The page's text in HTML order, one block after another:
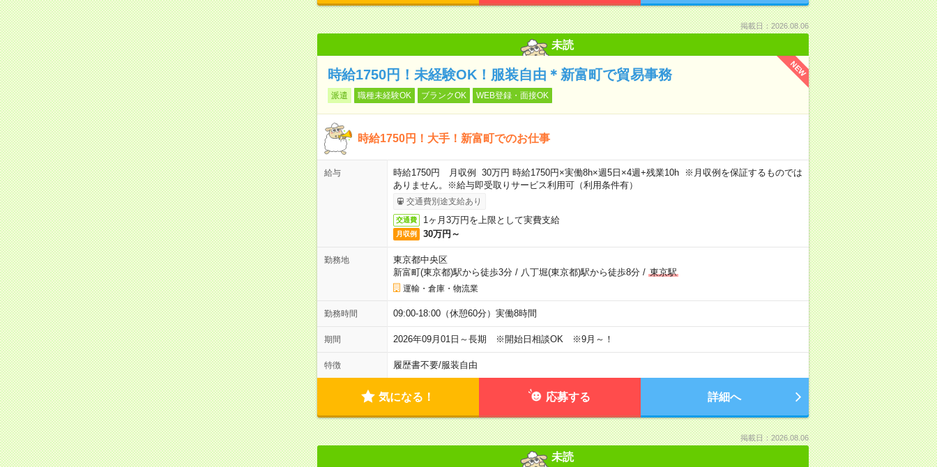
掲載日：2026.08.06
未読
NEW
時給1750円！未経験OK！服装自由＊新富町で貿易事務
派遣 職種未経験OK ブランクOK WEB登録・面接OK
時給1750円！大手！新富町でのお仕事
給与
時給1750円 月収例 30万円 時給1750円×実働8h×週5日×4週+残業10h ※月収例を保証するものでは
ありません。※給与即受取りサービス利用可（利用条件有）
交通費別途支給あり
交通費 1ヶ月3万円を上限として実費支給
月収例 30万円～
勤務地
東京都中央区
新富町(東京都)駅から徒歩3分/ 八丁堀(東京都)駅から徒歩8分/ 東京駅
運輸・倉庫・物流業
勤務時間 09:00-18:00（休憩60分）実働8時間
期間 2026年09月01日～長期 ※開始日相談OK ※9月～！
特徴 履歴書不要/服装自由
気になる！ 応募する 詳細へ
掲載日：2026.08.06
未読